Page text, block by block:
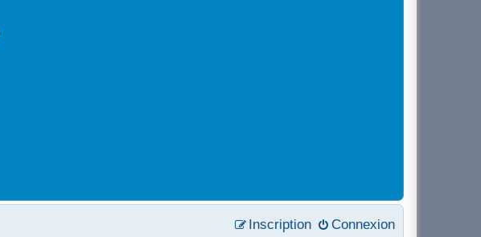
Connexion
Inscription